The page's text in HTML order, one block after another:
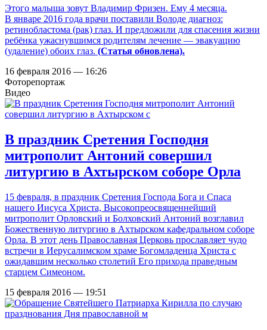
Этого малыша зовут Владимир Фризен. Ему 4 месяца.
В январе 2016 года врачи поставили Володе диагноз:
ретинобластома (рак) глаз. И предложили для спасения жизни
ребёнка ужаснувшимся родителям лечение — эвакуацию
(удаление) обоих глаз. (Статья обновлена).
16 февраля 2016 — 16:26
Фоторепортаж
Видео
В праздник Сретения Господня
митрополит Антоний совершил
литургию в Ахтырском соборе Орла
15 февраля, в праздник Сретения Господа Бога и Спаса
нашего Иисуса Христа, Высокопреосвященнейший
митрополит Орловский и Болховский Антоний возглавил
Божественную литургию в Ахтырском кафедральном соборе
Орла. В этот день Православная Церковь прославляет чудо
встречи в Иерусалимском храме Богомладенца Христа с
ожидавшим несколько столетий Его прихода праведным
старцем Симеоном.
15 февраля 2016 — 19:51